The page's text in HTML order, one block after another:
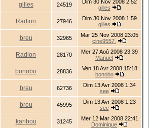
gilles 24519
Dim 30 Nov 2008 2:52
gilles
Radion 27946
Dim 30 Nov 2008 1:59
gilles
breu 32965
Mar 25 Nov 2008 23:05
cine9557.
Radion 28170
Mer 27 Aoû 2008 23:39
Manuel
bonobo 28836
Ven 18 Avr 2008 15:18
bonobo
breu 62736
Dim 13 Avr 2008 1:34
see
breu 45995
Dim 13 Avr 2008 1:23
see
karibou 31245
Mer 12 Mar 2008 22:41
Dominique